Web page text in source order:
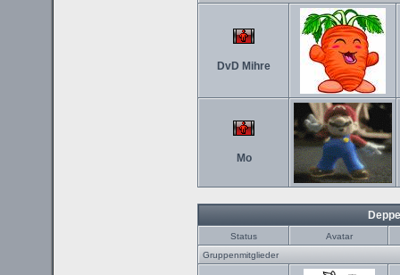
DvD Mihre
Mo
Status
Avatar
Gruppenmitglieder